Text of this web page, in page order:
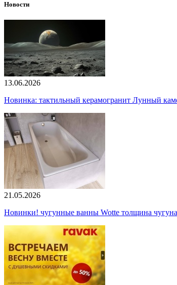
Новости
13.06.2026
Новинка: тактильный керамогранит Лунный
21.05.2026
Новинки! чугунные ванны Wotte толщина